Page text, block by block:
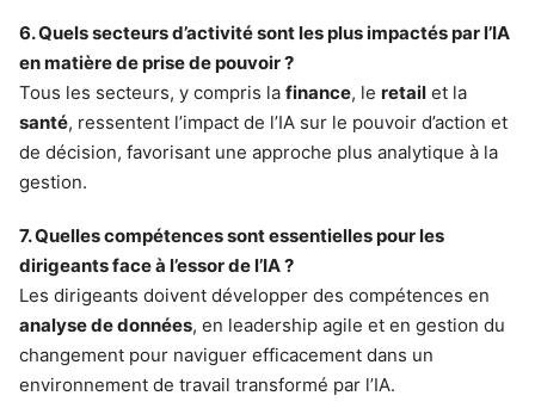
6. Quels secteurs d’activité sont les plus impactés par l’IA
en matière de prise de pouvoir ?
Tous les secteurs, y compris la finance, le retail et la
santé, ressentent l’impact de l’IA sur le pouvoir d’action et
de décision, favorisant une approche plus analytique à la
gestion.
7. Quelles compétences sont essentielles pour les
dirigeants face à l’essor de l’IA ?
Les dirigeants doivent développer des compétences en
analyse de données, en leadership agile et en gestion du
changement pour naviguer efficacement dans un
environnement de travail transformé par l’IA.